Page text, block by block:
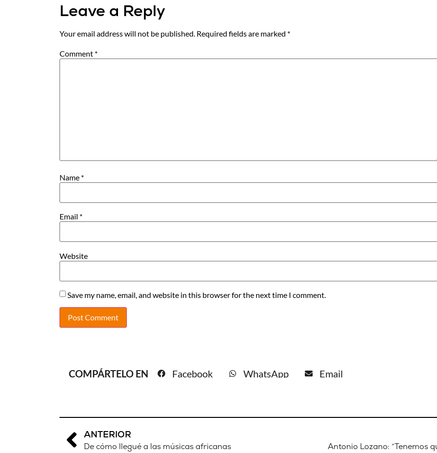
Leave a Reply
Your email address will not be published. Required fields are marked *
Comment *
Name *
Email *
Website
Save my name, email, and website in this browser for the next time I comment.
COMPÁRTELO EN Facebook WhatsApp Email
ANTERIOR
De cómo llegué a las músicas africanas